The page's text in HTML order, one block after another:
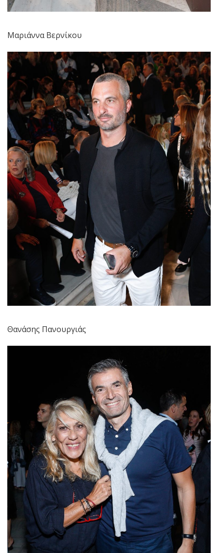
Μαριάννα Βερνίκου
Θανάσης Πανουργιάς